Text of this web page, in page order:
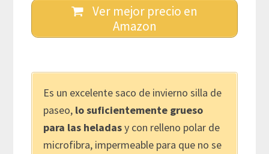
Ver mejor precio en
Amazon
Es un excelente saco de invierno silla de
paseo, lo suficientemente grueso
para las heladasy con relleno polar de
microfibra, impermeable para que no se